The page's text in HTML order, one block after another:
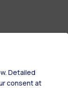
Detailed
consent at